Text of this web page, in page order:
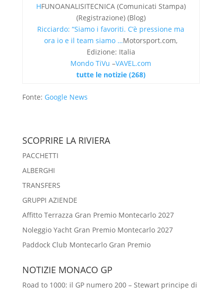
HFUNOANALISITECNICA (Comunicati Stampa)
(Registrazione) (Blog)
Ricciardo: “Siamo i favoriti. C’è pressione ma
ora io e il team siamo …Motorsport.com,
Edizione: Italia
Mondo TiVu –VAVEL.com
tutte le notizie (268)
Fonte: Google News
SCOPRIRE LA RIVIERA
PACCHETTI
ALBERGHI
TRANSFERS
GRUPPI AZIENDE
Affitto Terrazza Gran Premio Montecarlo 2027
Noleggio Yacht Gran Premio Montecarlo 2027
Paddock Club Montecarlo Gran Premio
NOTIZIE MONACO GP
Road to 1000: il GP numero 200 – Stewart principe di